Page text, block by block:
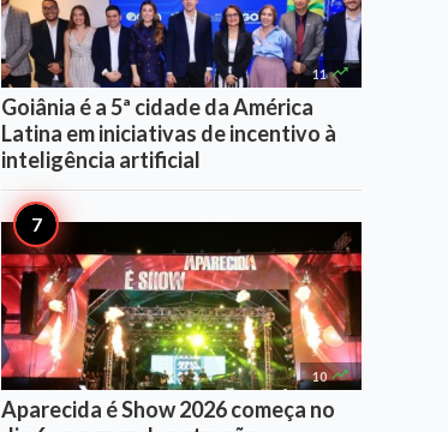
11 
Goiânia é a 5ª cidade da América
Latina em iniciativas de incentivo à
inteligência artificial
10 
Aparecida é Show 2026 começa no